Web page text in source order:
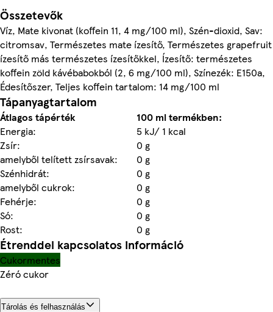
Összetevők
Víz, Mate kivonat (koffein 11, 4 mg/100 ml), Szén-dioxid, Sav:
citromsav, Természetes mate ízesítő, Természetes grapefruit
ízesítő más természetes ízesítőkkel, Ízesítő: természetes
koffein zöld kávébabokból (2, 6 mg/100 ml), Színezék: E150a,
Édesítőszer, Teljes koffein tartalom: 14 mg/100 ml
Tápanyagtartalom
Átlagos tápérték
100 ml termékben:
Energia:
5 kJ/ 1 kcal
Zsír:
0 g
amelyből telített zsírsavak:
0 g
Szénhidrát:
0 g
amelyből cukrok:
0 g
Fehérje:
0 g
Só:
0 g
Rost:
0 g
Étrenddel kapcsolatos információ
Cukormentes
Zéró cukor
Tárolás és felhasználás